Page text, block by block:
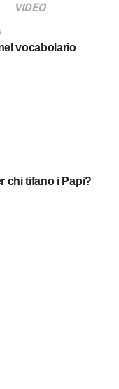
VIDEO
vocabolario
chi tifano i Papi?